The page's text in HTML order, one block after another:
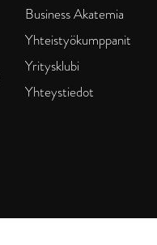
Business Akatemia
Yhteistyökumppanit
Yritysklubi
Yhteystiedot